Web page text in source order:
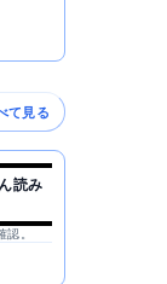
て見る
読み
。